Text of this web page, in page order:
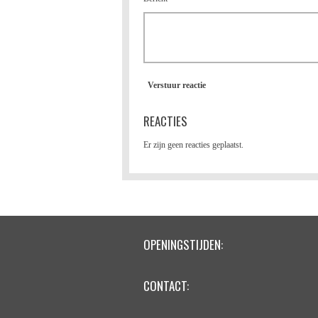
Verstuur reactie
REACTIES
Er zijn geen reacties geplaatst.
OPENINGSTIJDEN:
CONTACT: